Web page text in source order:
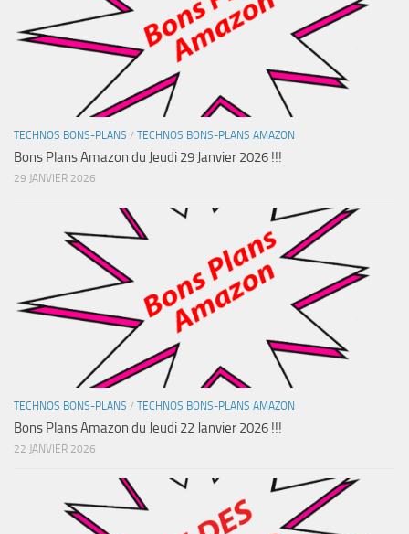
TECHNOS BONS-PLANS / TECHNOS BONS-PLANS AMAZON
Bons Plans Amazon du Jeudi 29 Janvier 2026 !!!
29 JANVIER 2026
TECHNOS BONS-PLANS / TECHNOS BONS-PLANS AMAZON
Bons Plans Amazon du Jeudi 22 Janvier 2026 !!!
22 JANVIER 2026